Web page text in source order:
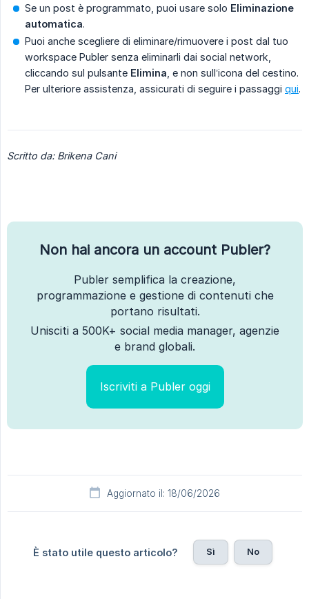
Se un post è programmato, puoi usare solo Eliminazione
automatica.
Puoi anche scegliere di eliminare/rimuovere i post dal tuo
workspace Publer senza eliminarli dai social network,
cliccando sul pulsante Elimina , e non sull’icona del cestino.
Per ulteriore assistenza, assicurati di seguire i passaggi qui.
Scritto da: Brikena Cani
Non hai ancora un account Publer?
Publer semplifica la creazione,
programmazione e gestione di contenuti che
portano risultati.
Unisciti a 500K+ social media manager, agenzie
e brand globali.
Iscriviti a Publer oggi
Aggiornato il: 18/06/2026
È stato utile questo articolo? Sì No